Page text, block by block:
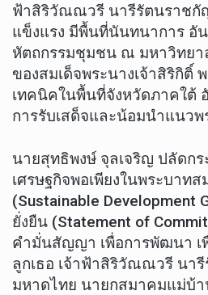
ฟ้าสิริวัณณวรี นารีรัตนราชกั
แข็งแรง มีพื้นที่นันทนาการ อั
หัตถกรรมชุมชน ณ มหาวิทยา
ของสมเด็จพระนางเจ้าสิริกิ
เทคนิคในพื้นที่จังหวัดภาคใต้
การรับเสด็จและน้อมนำแนว
นายสุทธิพงษ์ จุลเจริญ ปลัดก
เศรษฐกิจพอเพียงในพระบา
(Sustainable Development
ยั่งยืน (Statement of
คำมั่นสัญญา เพื่อการพัฒนา เพื่
ลูกเธอ เจ้าฟ้าสิริวัณณวรี นา
มหาดไทย นายกสมาคมแม่บ้